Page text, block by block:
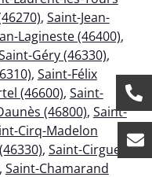
, Saint-Jean-
Lagineste (46400),
Géry (46330),
, Saint-Félix
(46600), Saint-
(46800), Saint-
Cirq-Madelon
, Saint-Cirgues
, Saint-Chamarand